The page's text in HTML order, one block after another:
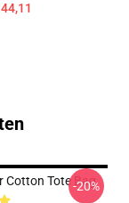
Cotton Tote Bag
-20%